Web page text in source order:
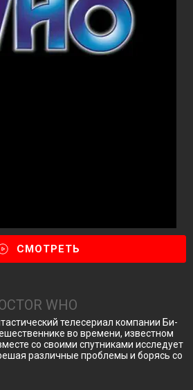
СМОТРЕТЬ
WHO
телесериал компании Би-
во времени, известном
со своими спутниками исследует
различные проблемы и борясь со